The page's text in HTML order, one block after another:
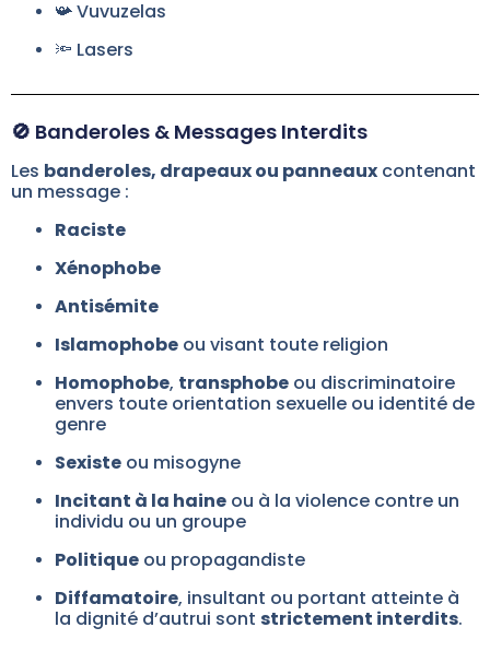
📯 Vuvuzelas
🔦 Lasers
🚫 Banderoles & Messages Interdits
Les banderoles, drapeaux ou panneaux contenant
un message :
Raciste
Xénophobe
Antisémite
Islamophobe ou visant toute religion
Homophobe, transphobe ou discriminatoire
envers toute orientation sexuelle ou identité de
genre
Sexiste ou misogyne
Incitant à la haine ou à la violence contre un
individu ou un groupe
Politique ou propagandiste
Diffamatoire, insultant ou portant atteinte à
la dignité d’autrui sont strictement interdits.